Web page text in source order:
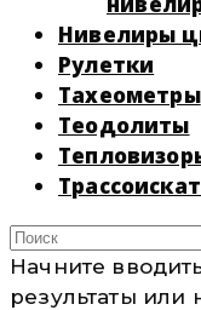
Нивелиры
Рулетки
Тахеометры
Теодолиты
Начните
результаты или